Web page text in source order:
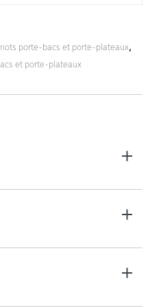
porte-bacs et porte-plateaux,
et porte-plateaux